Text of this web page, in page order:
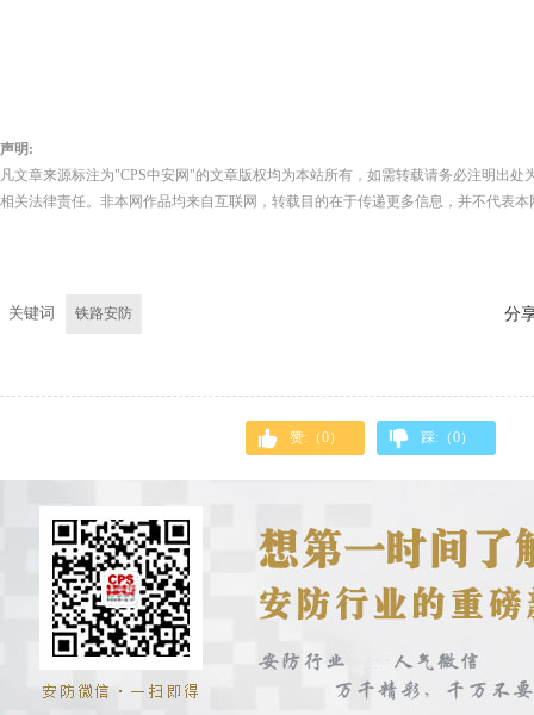
声明:
凡文章来源标注为"CPS中安网"的文章版权均为本站所有，如需转载请务必注明出处
相关法律责任。非本网作品均来自互联网，转载目的在于传递更多信息，并不代表
关键词 铁路安防 分
赞:（0） 踩:（0）